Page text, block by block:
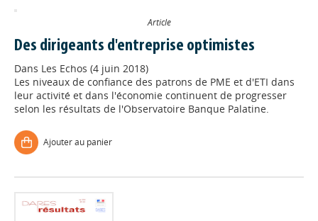
Article
Des dirigeants d'entreprise optimistes
Dans Les Echos (4 juin 2018)
Les niveaux de confiance des patrons de PME et d'ETI dans
leur activité et dans l'économie continuent de progresser
selon les résultats de l'Observatoire Banque Palatine.
Ajouter au panier